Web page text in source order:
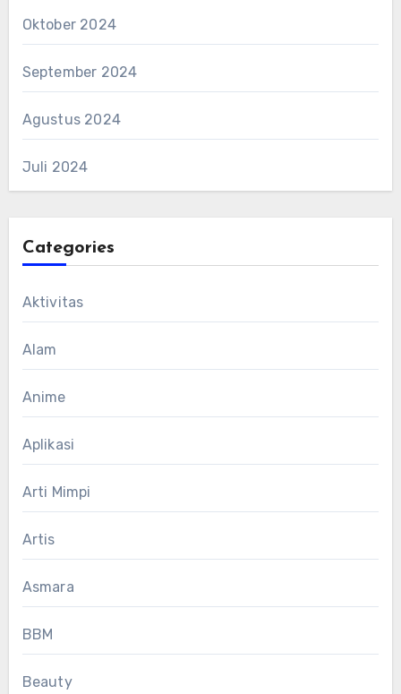
Oktober 2024
September 2024
Agustus 2024
Juli 2024
Categories
Aktivitas
Alam
Anime
Aplikasi
Arti Mimpi
Artis
Asmara
BBM
Beauty